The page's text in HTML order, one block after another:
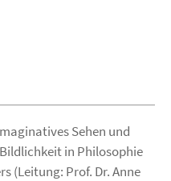
Sehen und
in Philosophie
(Leitung: Prof. Dr. Anne